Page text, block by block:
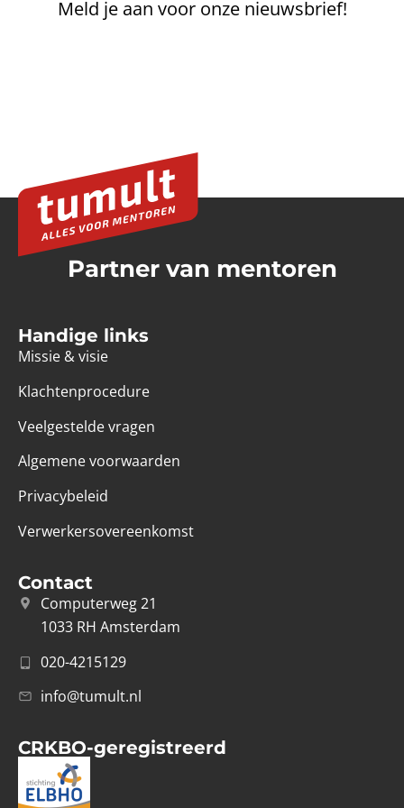
Meld je aan voor onze nieuwsbrief!
Partner van mentoren
Handige links
Missie & visie
Klachtenprocedure
Veelgestelde vragen
Algemene voorwaarden
Privacybeleid
Verwerkersovereenkomst
Contact
Computerweg 21
1033 RH Amsterdam
020-4215129
info@tumult.nl
CRKBO-geregistreerd